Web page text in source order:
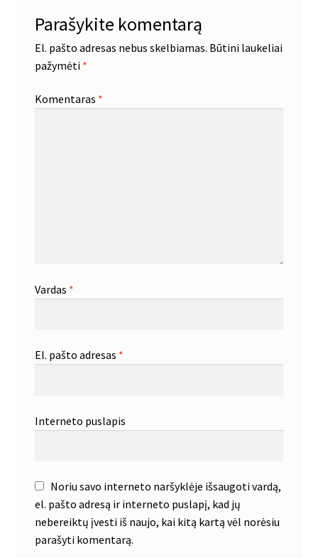
Parašykite komentarą
El. pašto adresas nebus skelbiamas. Būtini laukeliai
pažymėti *
Komentaras *
Vardas *
El. pašto adresas *
Interneto puslapis
Noriu savo interneto naršyklėje išsaugoti vardą,
el. pašto adresą ir interneto puslapį, kad jų
nebereiktų įvesti iš naujo, kai kitą kartą vėl norėsiu
parašyti komentarą.